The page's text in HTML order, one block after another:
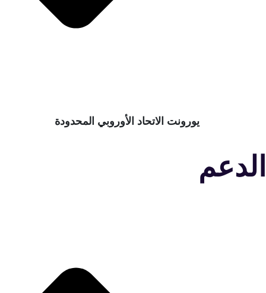
يورونت الاتحاد الأوروبي المحدودة